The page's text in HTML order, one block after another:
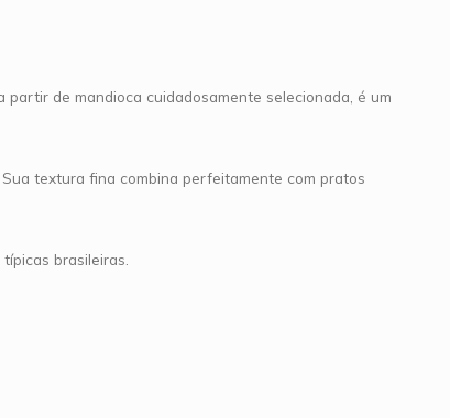
de mandioca cuidadosamente selecionada, é um
textura fina combina perfeitamente com pratos
brasileiras.